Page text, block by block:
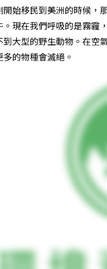
開始移民到美洲的時候，
。現在我們呼吸的是霧霾
到大型的野生動物。在空
的物種會滅絕。